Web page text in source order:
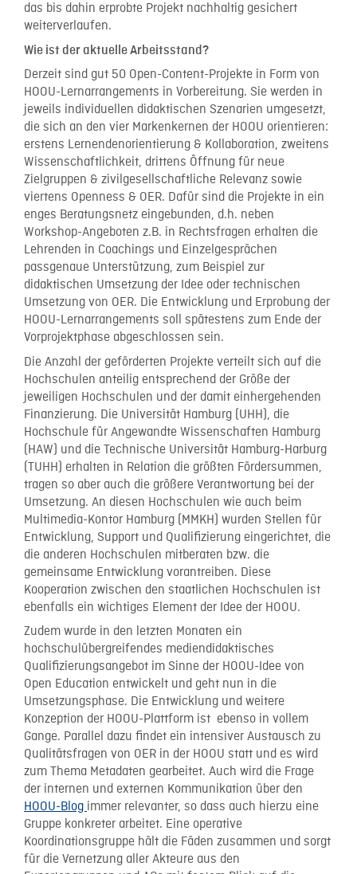
das bis dahin erprobte Projekt nachhaltig gesichert
weiterverlaufen.
Wie ist der aktuelle Arbeitsstand?
Derzeit sind gut 50 Open-Content-Projekte in Form von
HOOU-Lernarrangements in Vorbereitung. Sie werden in
jeweils individuellen didaktischen Szenarien umgesetzt,
die sich an den vier Markenkernen der HOOU orientieren:
erstens Lernendenorientierung & Kollaboration, zweitens
Wissenschaftlichkeit, drittens Öffnung für neue
Zielgruppen & zivilgesellschaftliche Relevanz sowie
viertens Openness & OER. Dafür sind die Projekte in ein
enges Beratungsnetz eingebunden, d.h. neben
Workshop-Angeboten z.B. in Rechtsfragen erhalten die
Lehrenden in Coachings und Einzelgesprächen
passgenaue Unterstützung, zum Beispiel zur
didaktischen Umsetzung der Idee oder technischen
Umsetzung von OER. Die Entwicklung und Erprobung der
HOOU-Lernarrangements soll spätestens zum Ende der
Vorprojektphase abgeschlossen sein.
Die Anzahl der geförderten Projekte verteilt sich auf die
Hochschulen anteilig entsprechend der Größe der
jeweiligen Hochschulen und der damit einhergehenden
Finanzierung. Die Universität Hamburg (UHH), die
Hochschule für Angewandte Wissenschaften Hamburg
(HAW) und die Technische Universität Hamburg-Harburg
(TUHH) erhalten in Relation die größten Fördersummen,
tragen so aber auch die größere Verantwortung bei der
Umsetzung. An diesen Hochschulen wie auch beim
Multimedia-Kontor Hamburg (MMKH) wurden Stellen für
Entwicklung, Support und Qualifizierung eingerichtet, die
die anderen Hochschulen mitberaten bzw. die
gemeinsame Entwicklung vorantreiben. Diese
Kooperation zwischen den staatlichen Hochschulen ist
ebenfalls ein wichtiges Element der Idee der HOOU.
Zudem wurde in den letzten Monaten ein
hochschulübergreifendes mediendidaktisches
Qualifizierungsangebot im Sinne der HOOU-Idee von
Open Education entwickelt und geht nun in die
Umsetzungsphase. Die Entwicklung und weitere
Konzeption der HOOU-Plattform ist ebenso in vollem
Gange. Parallel dazu findet ein intensiver Austausch zu
Qualitätsfragen von OER in der HOOU statt und es wird
zum Thema Metadaten gearbeitet. Auch wird die Frage
der internen und externen Kommunikation über den
HOOU-Blogimmer relevanter, so dass auch hierzu eine
Gruppe konkreter arbeitet. Eine operative
Koordinationsgruppe hält die Fäden zusammen und sorgt
für die Vernetzung aller Akteure aus den